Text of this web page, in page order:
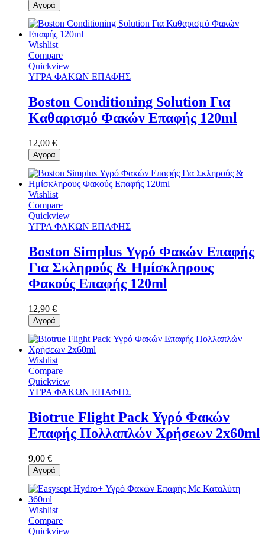
Αγορά
Wishlist
Compare
Quickview
ΥΓΡΑ ΦΑΚΩΝ ΕΠΑΦΗΣ
Boston Conditioning Solution Για
Καθαρισμό Φακών Επαφής 120ml
12,00 €
Αγορά
Wishlist
Compare
Quickview
ΥΓΡΑ ΦΑΚΩΝ ΕΠΑΦΗΣ
Boston Simplus Υγρό Φακών Επαφής
Για Σκληρούς & Ημίσκληρους
Φακούς Επαφής 120ml
12,90 €
Αγορά
Wishlist
Compare
Quickview
ΥΓΡΑ ΦΑΚΩΝ ΕΠΑΦΗΣ
Biotrue Flight Pack Υγρό Φακών
Επαφής Πολλαπλών Χρήσεων 2x60ml
9,00 €
Αγορά
Wishlist
Compare
Quickview